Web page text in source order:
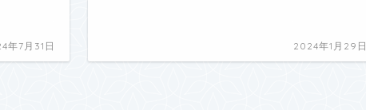
年7月31日 2024年1月29日